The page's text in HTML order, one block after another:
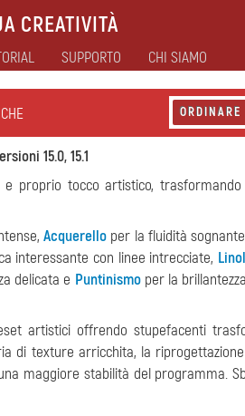
CREATIVITÀ
SUPPORTO CHI SIAMO
ORDINARE
15.0, 15.1
proprio tocco artistico,
Acquerelloper la fluidità
interessante con linee intrecciate,
delicata e Puntinismoper la
artistici offrendo stupefacenti
di texture arricchita, la
maggiore stabilità del programma.